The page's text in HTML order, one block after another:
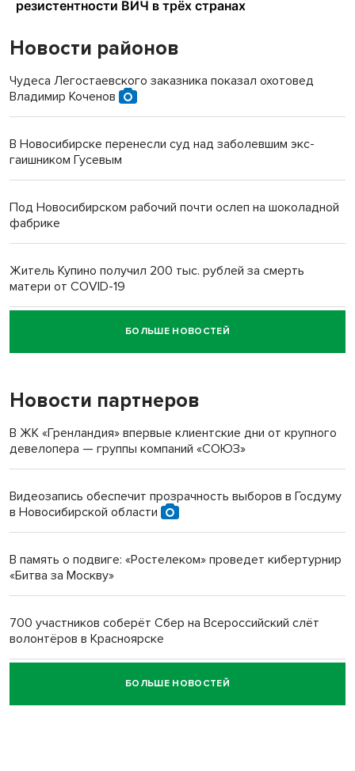
Новости районов
Чудеса Легостаевского заказника показал охотовед
Владимир Коченов
В Новосибирске перенесли суд над заболевшим экс-
гаишником Гусевым
Под Новосибирском рабочий почти ослеп на шоколадной
фабрике
Житель Купино получил 200 тыс. рублей за смерть
матери от COVID-19
Новосибирский суд наказал водителя за смерть
пенсионерки на вокзале
«Мы живём на пастбище!»: в новосибирском селе лошади
терроризируют жителей
Инвалид получил условный срок за избиение врачей
Новосибирский преподаватель с женой вошли в топ-16
Обновлённое отделение ВТБ открылось в Искитиме
БОЛЬШЕ НОВОСТЕЙ
Новости партнеров
В ЖК «Гренландия» впервые клиентские дни от крупного
девелопера — группы компаний «СОЮЗ»
Видеозапись обеспечит прозрачность выборов в Госдуму
в Новосибирской области
В память о подвиге: «Ростелеком» проведет кибертурнир
«Битва за Москву»
700 участников соберёт Сбер на Всероссийский слёт
волонтёров в Красноярске
Честный выбор: видеонаблюдение обеспечит
объективность результатов ЕДГ в Новосибирской
БОЛЬШЕ НОВОСТЕЙ